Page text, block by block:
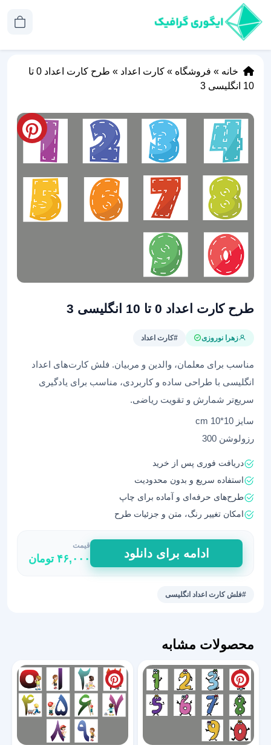
خانه » فروشگاه » کارت اعداد »
طرح کارت اعداد 0 تا
10 انگلیسی 3
طرح کارت اعداد 0 تا 10 انگلیسی 3
زهرا نوروزی #کارت اعداد
مناسب برای معلمان، والدین و مربیان. فلش کارت‌های اعداد
انگلیسی با طراحی ساده و کاربردی، مناسب برای یادگیری
سریع‌تر شمارش و تقویت ریاضی.
سایز 10*10 cm
رزولوشن 300
دریافت فوری پس از خرید
استفاده سریع و بدون محدودیت
طرح‌های حرفه‌ای و آماده برای چاپ
امکان تغییر رنگ، متن و جزئیات طرح
طرح
کارت
اعداد
0
3
عدد
ادامه برای دانلود
قیمت
۴۶,۰۰۰ تومان
#فلش کارت اعداد انگلیسی
محصولات مشابه